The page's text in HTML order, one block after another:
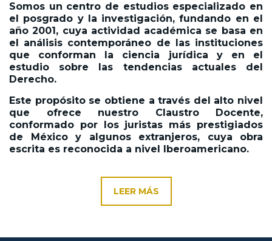
Somos un centro de estudios especializado en
el posgrado y la investigación,fundando en el
año 2001, cuya actividad académica se basa en
el análisis contemporáneo de las instituciones
que conforman la ciencia jurídica y en el
estudio sobre las tendencias actuales del
Derecho.
Este propósito se obtiene a través del alto nivel
que ofrece nuestro Claustro Docente,
conformado por los juristas más prestigiados
de México y algunos extranjeros, cuya obra
escrita es reconocida a nivel Iberoamericano.
LEER MÁS